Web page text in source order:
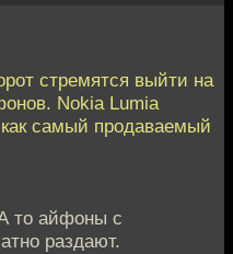
стремятся выйти на
Nokia Lumia
самый продаваемый
то айфоны с
раздают.